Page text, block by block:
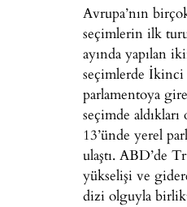
Avrupa’nın
seçimlerin ilk
ayında yapılan
seçimlerde İkinci
parlamentoya
seçimde
13’ünde yerel
ulaştı. ABD’de
yükselişi ve
dizi olguyla